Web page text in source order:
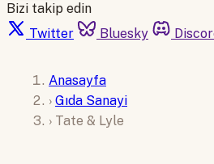
Bizi takip edin
Twitter
Bluesky
Anasayfa
› Gıda Sanayi
› Tate & Lyle